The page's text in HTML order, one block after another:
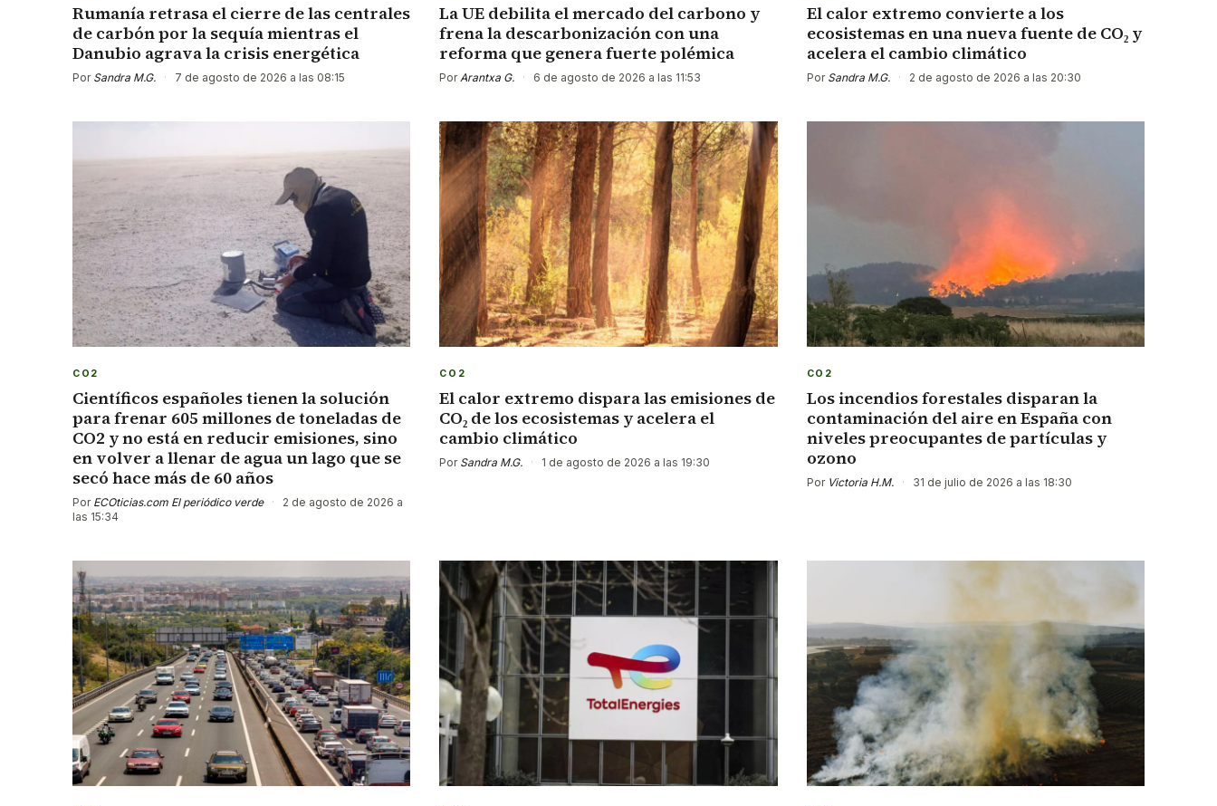
Rumanía retrasa el cierre de las centrales
de carbón por la sequía mientras el
Danubio agrava la crisis energética
Por Sandra M.G. · 7 de agosto de 2026 a las 08:15
La UE debilita el mercado del carbono y
frena la descarbonización con una
reforma que genera fuerte polémica
Por Arantxa G. · 6 de agosto de 2026 a las 11:53
El calor extremo convierte a los
ecosistemas en una nueva fuente de CO₂ y
acelera el cambio climático
Por Sandra M.G. · 2 de agosto de 2026 a las 20:30
CO2
Científicos españoles tienen la solución
para frenar 605 millones de toneladas de
CO2 y no está en reducir emisiones, sino
en volver a llenar de agua un lago que se
secó hace más de 60 años
Por ECOticias.com El periódico verde ·
2 de agosto de 2026 a
las 15:34
CO2
El calor extremo dispara las emisiones de
CO₂ de los ecosistemas y acelera el
cambio climático
Por Sandra M.G. · 1 de agosto de 2026 a las 19:30
CO2
Los incendios forestales disparan la
contaminación del aire en España con
niveles preocupantes de partículas y
ozono
Por Victoria H.M. · 31 de julio de 2026 a las 18:30